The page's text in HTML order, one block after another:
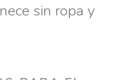
sin ropa y